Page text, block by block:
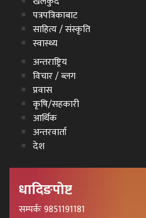
पत्रपत्रिकाबाट
साहित्य / संस्कृति
स्वास्थ्य
अन्तराष्ट्रिय
विचार / ब्लग
प्रवास
कृषि/सहकारी
आर्थिक
अन्तरवार्ता
देश
धादिङपोष्ट
सम्पर्कः 9851191181